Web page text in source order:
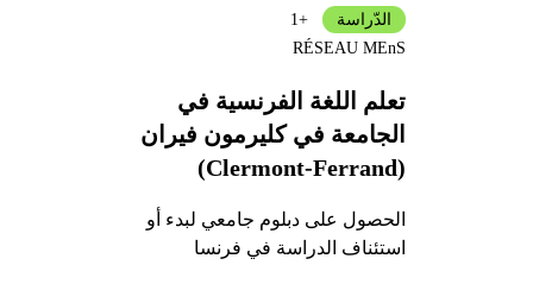
تعلم اللغة الفرنسية في
الجامعة في كليرمون فيران
(Clermont-Ferrand)
الحصول على دبلوم جامعي لبدء أو
استئناف الدراسة في فرنسا
الدّراسة
+1
RÉSEAU MEnS